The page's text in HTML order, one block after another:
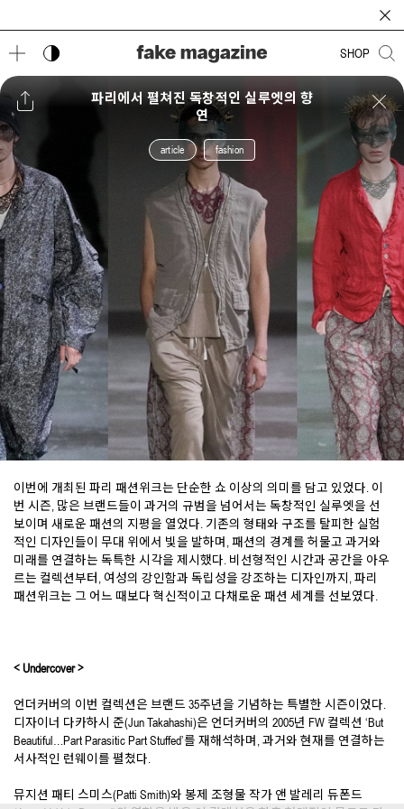
다크 모드 토글 SHOP
파리에서 펼쳐진 독창적인 실루엣의 향
연
article fashion
이번에 개최된 파리 패션위크는 단순한 쇼 이상의 의미를 담고 있었다. 이
번 시즌, 많은 브랜드들이 과거의 규범을 넘어서는 독창적인 실루엣을 선
보이며 새로운 패션의 지평을 열었다. 기존의 형태와 구조를 탈피한 실험
적인 디자인들이 무대 위에서 빛을 발하며, 패션의 경계를 허물고 과거와
미래를 연결하는 독특한 시각을 제시했다. 비선형적인 시간과 공간을 아우
르는 컬렉션부터, 여성의 강인함과 독립성을 강조하는 디자인까지, 파리
패션위크는 그 어느 때보다 혁신적이고 다채로운 패션 세계를 선보였다.
< Undercover >
언더커버의 이번 컬렉션은 브랜드 35주년을 기념하는 특별한 시즌이었다.
디자이너 다카하시 준(Jun Takahashi)은 언더커버의 2005년 FW 컬렉션 ‘But
Beautiful…Part Parasitic Part Stuffed’를 재해석하며, 과거와 현재를 연결하는
서사적인 런웨이를 펼쳤다.
뮤지션 패티 스미스(Patti Smith)와 봉제 조형물 작가 앤 발레리 듀폰드